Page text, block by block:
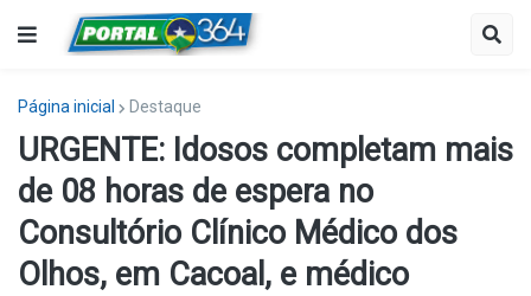
Página inicial Destaque
URGENTE: Idosos completam mais
de 08 horas de espera no
Consultório Clínico Médico dos
Olhos, em Cacoal, e médico